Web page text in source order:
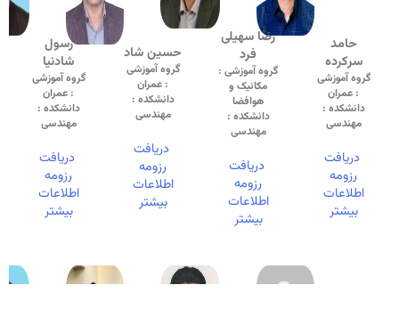
حامد
سرکرده
گروه آموزشی
: عمران
دانشکده :
مهندسی
دریافت
رزومه
اطلاعات
بیشتر
رضا سهیلی
فرد
گروه آموزشی :
مکانیک و
هوافضا
دانشکده :
مهندسی
دریافت
رزومه
اطلاعات
بیشتر
حسین شاد
گروه آموزشی
: عمران
دانشکده :
مهندسی
دریافت
رزومه
اطلاعات
بیشتر
رسول
شادنیا
گروه آموزشی
: عمران
دانشکده :
مهندسی
دریافت
رزومه
اطلاعات
بیشتر